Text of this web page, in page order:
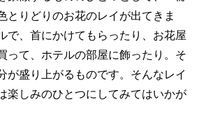
とりどりのお花のレイが出てきま
で、首にかけてもらったり、お花屋
って、ホテルの部屋に飾ったり。そ
が盛り上がるものです。そんなレイ
楽しみのひとつにしてみてはいかが